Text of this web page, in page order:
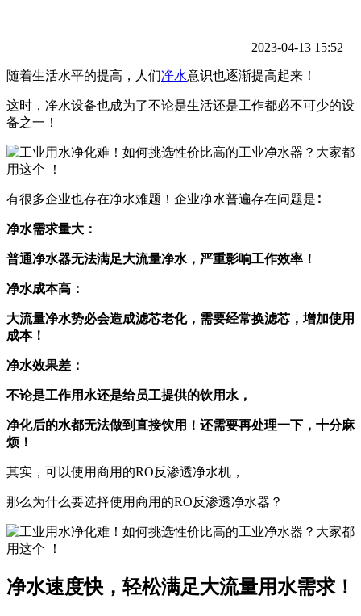
2023-04-13 15:52
随着生活水平的提高，人们净水意识也逐渐提高起来！
这时，净水设备也成为了不论是生活还是工作都必不可少的设
备之一！
有很多企业也存在净水难题！企业净水普遍存在问题是∶
净水需求量大：
普通净水器无法满足大流量净水，严重影响工作效率！
净水成本高：
大流量净水势必会造成滤芯老化，需要经常换滤芯，增加使用
成本！
净水效果差：
不论是工作用水还是给员工提供的饮用水，
净化后的水都无法做到直接饮用！ 还需要再处理一下，十分麻
烦！
其实，可以使用商用的RO反渗透净水机，
那么为什么要选择使用商用的RO反渗透净水器？
净水速度快，轻松满足大流量用水需求！